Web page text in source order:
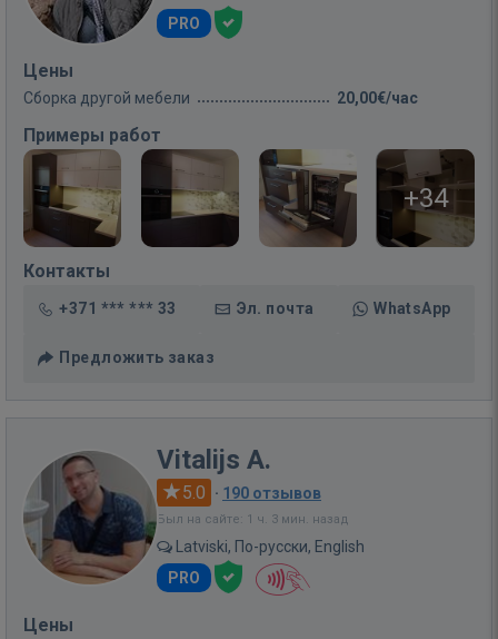
PRO
Цены
Сборка другой мебели 20,00€/час
Примеры работ
+34
Контакты
+371 *** *** 33 Эл. почта WhatsApp
Предложить заказ
Vitalijs A.
5.0 · 190 отзывов
Был на сайте: 1 ч. 3 мин. назад
Latviski, По-русски, English
PRO
Цены